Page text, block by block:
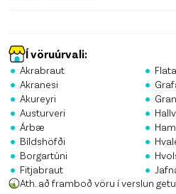
Í vöruúrvali:
• Akrabraut
• Akranesi
• Akureyri
• Austurveri
• Árbæ
• Bíldshöfði
• Borgartúni
• Fitjabraut
•
•
•
•
•
•
•
•
Ath. að framboð vöru í verslun